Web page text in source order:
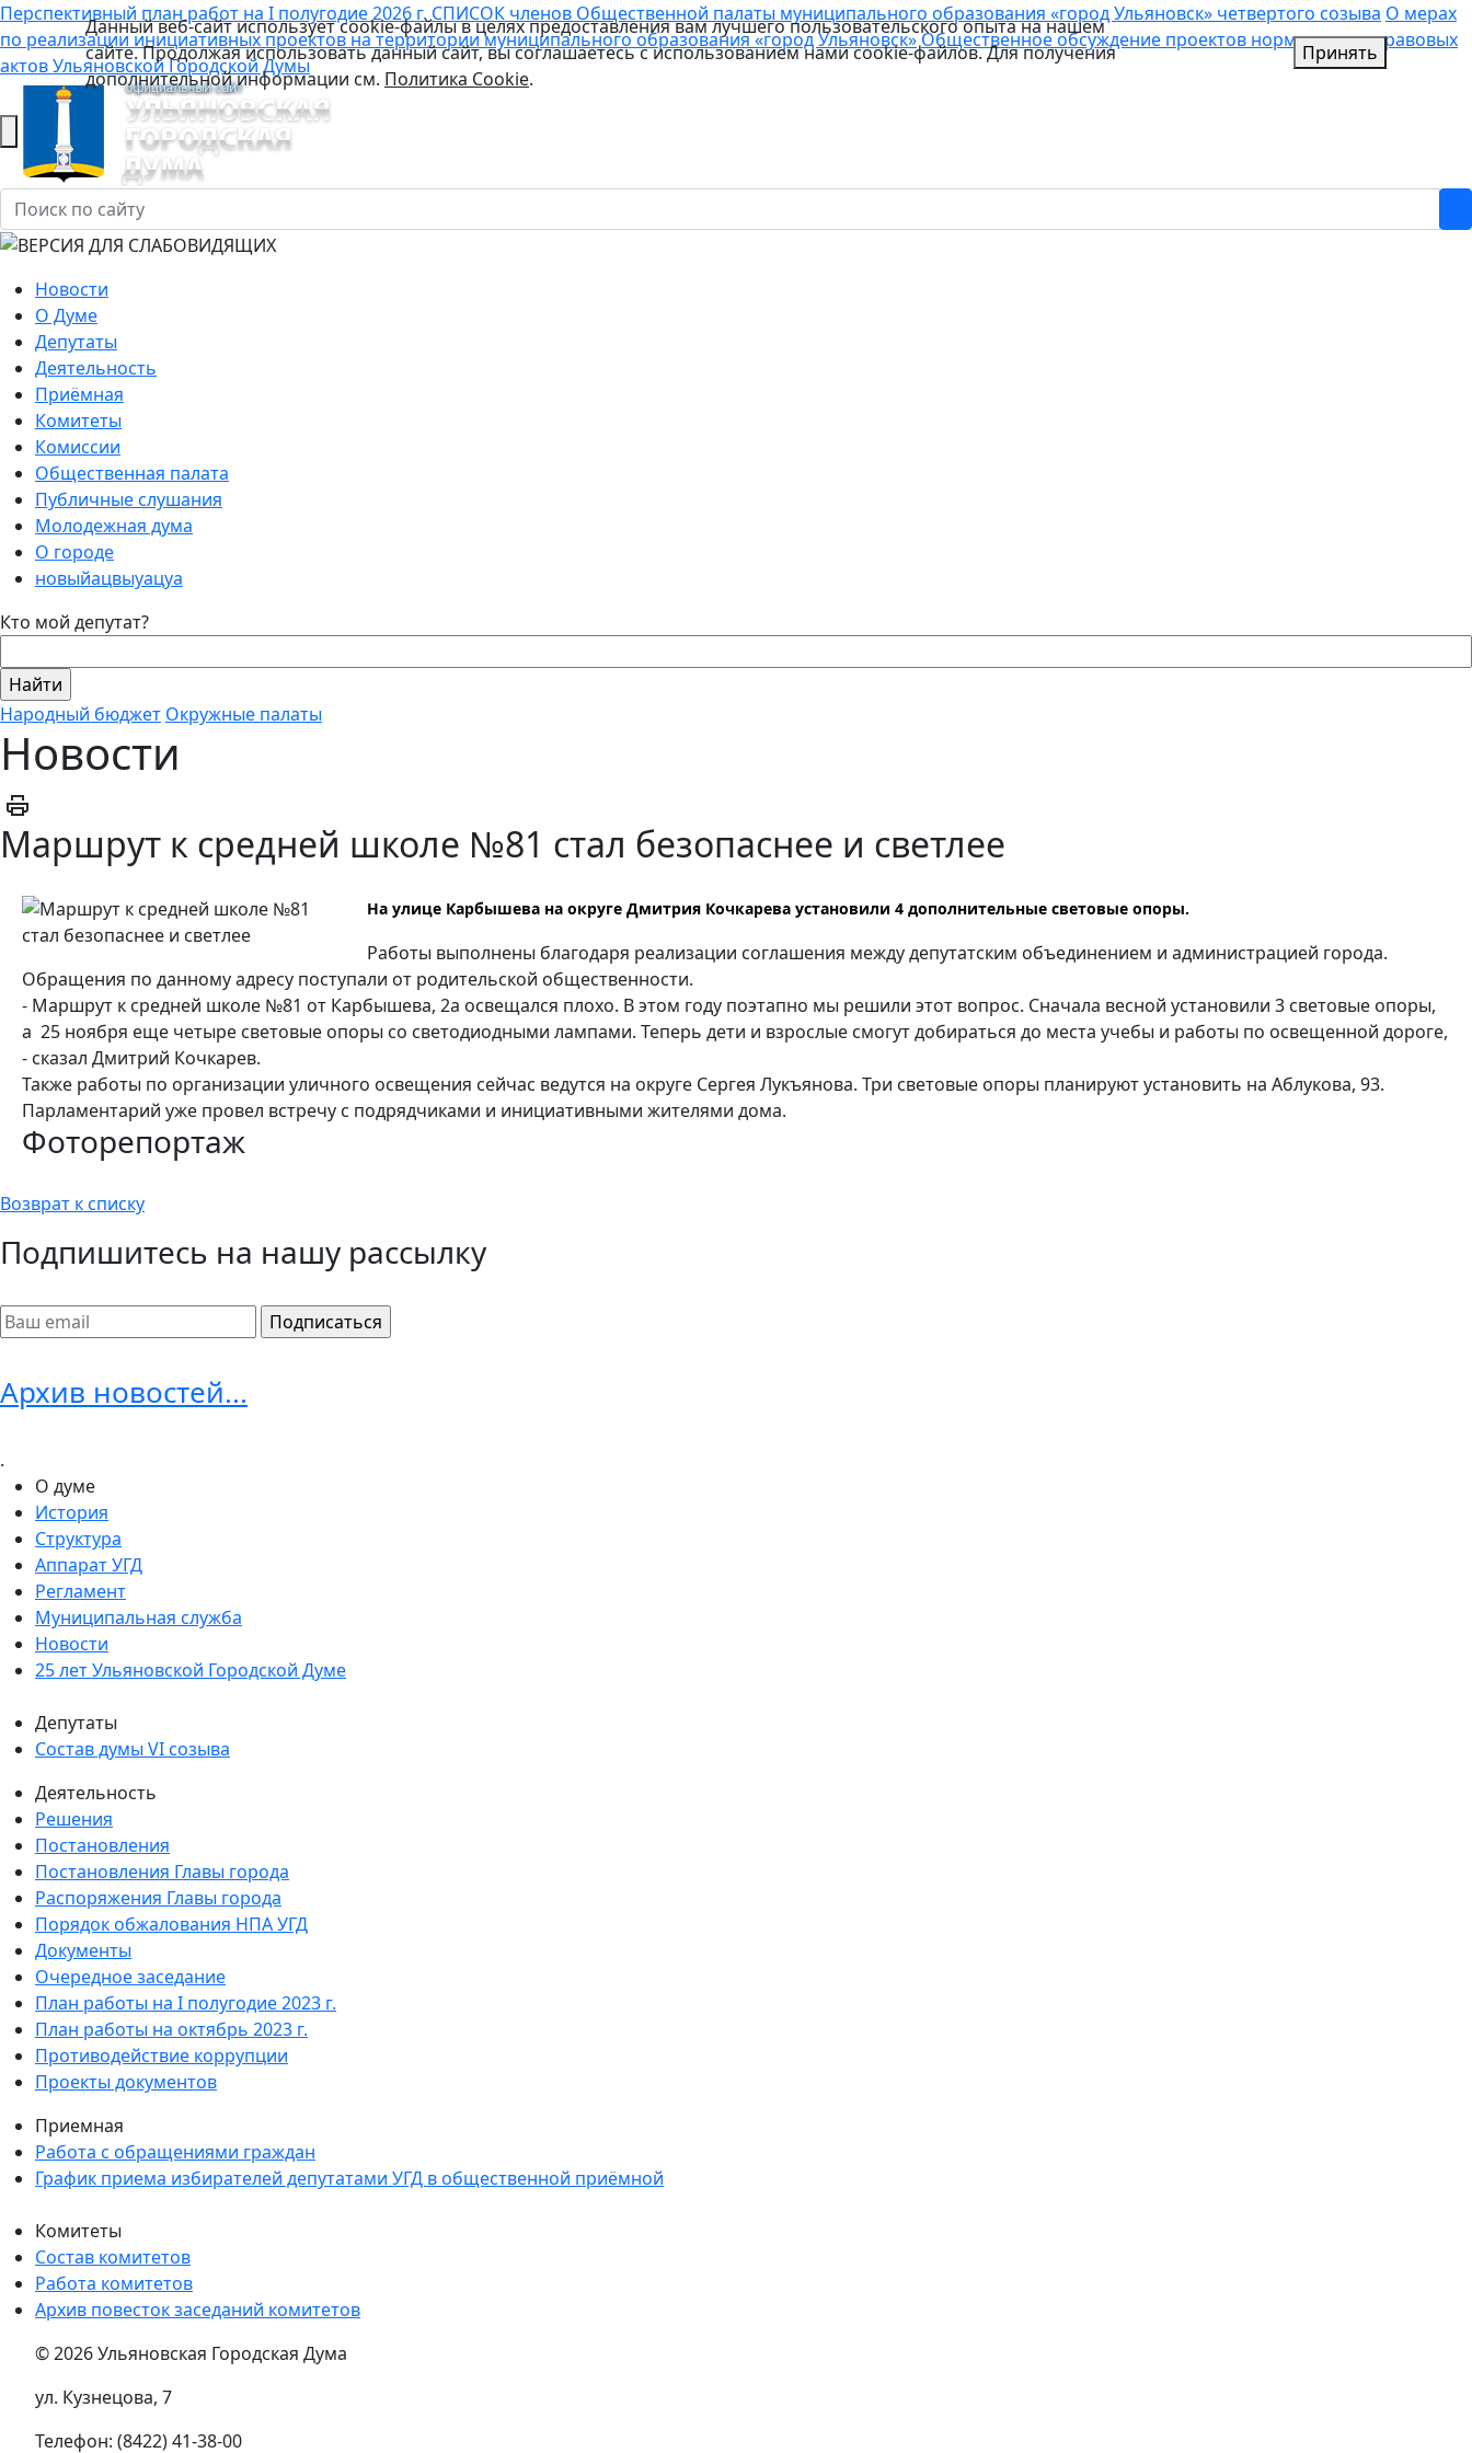
Перспективный план работ на I полугодие 2026 г.СПИСОК членов Общественной палаты муниципального образования «город Ульяновск» четвертого созыва О мерах
по реализации инициативных проектов на территории муниципального образования «город Ульяновск»Общественное обсуждение проектов нормативных правовых
актов Ульяновской Городской Думы
Новости
О Думе
Депутаты
Деятельность
Приёмная
Комитеты
Комиссии
Общественная палата
Публичные слушания
Молодежная дума
О городе
новыйацвыуацуа
Кто мой депутат?
Народный бюджет Окружные палаты
Новости
Маршрут к средней школе №81 стал безопаснее и светлее
На улице Карбышева на округе Дмитрия Кочкарева установили 4 дополнительные световые опоры.
Работы выполнены благодаря реализации соглашения между депутатским объединением и администрацией города.
Обращения по данному адресу поступали от родительской общественности.
- Маршрут к средней школе №81 от Карбышева, 2а освещался плохо. В этом году поэтапно мы решили этот вопрос. Сначала весной установили 3 световые опоры,
а 25 ноября еще четыре световые опоры со светодиодными лампами. Теперь дети и взрослые смогут добираться до места учебы и работы по освещенной дороге,
- сказал Дмитрий Кочкарев.
Также работы по организации уличного освещения сейчас ведутся на округе Сергея Лукъянова. Три световые опоры планируют установить на Аблукова, 93.
Парламентарий уже провел встречу с подрядчиками и инициативными жителями дома.
Фоторепортаж
Возврат к списку
Подпишитесь на нашу рассылку
Архив новостей...
.
О думе
История
Структура
Аппарат УГД
Регламент
Муниципальная служба
Новости
25 лет Ульяновской Городской Думе
Депутаты
Состав думы VI созыва
Деятельность
Решения
Постановления
Постановления Главы города
Распоряжения Главы города
Порядок обжалования НПА УГД
Документы
Очередное заседание
План работы на I полугодие 2023 г.
План работы на октябрь 2023 г.
Противодействие коррупции
Проекты документов
Приемная
Работа с обращениями граждан
График приема избирателей депутатами УГД в общественной приёмной
Комитеты
Состав комитетов
Работа комитетов
Архив повесток заседаний комитетов
© 2026 Ульяновская Городская Дума
ул. Кузнецова, 7
Телефон: (8422) 41-38-00
Данный веб-сайт использует cookie-файлы в целях предоставления вам лучшего пользовательского опыта на нашем
сайте. Продолжая использовать данный сайт, вы соглашаетесь с использованием нами cookie-файлов. Для получения
дополнительной информации см. Политика Cookie.
Принять